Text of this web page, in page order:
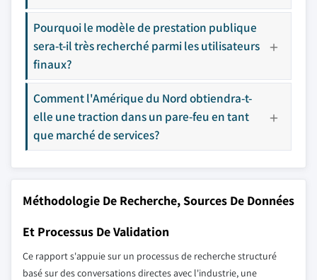
Pourquoi le modèle de prestation publique
sera-t-il très recherché parmi les utilisateurs
finaux?
Comment l'Amérique du Nord obtiendra-t-
elle une traction dans un pare-feu en tant
que marché de services?
Méthodologie De Recherche, Sources De Données
Et Processus De Validation
Ce rapport s'appuie sur un processus de recherche structuré
basé sur des conversations directes avec l'industrie, une